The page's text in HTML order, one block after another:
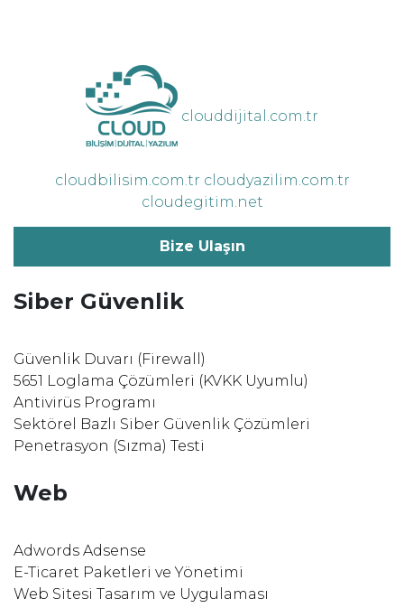
clouddijital.com.tr
cloudbilisim.com.tr cloudyazilim.com.tr
cloudegitim.net
Bize Ulaşın
Siber Güvenlik
Güvenlik Duvarı (Firewall)
5651 Loglama Çözümleri (KVKK Uyumlu)
Antivirüs Programı
Sektörel Bazlı Siber Güvenlik Çözümleri
Penetrasyon (Sızma) Testi
Web
Adwords Adsense
E-Ticaret Paketleri ve Yönetimi
Web Sitesi Tasarım ve Uygulaması